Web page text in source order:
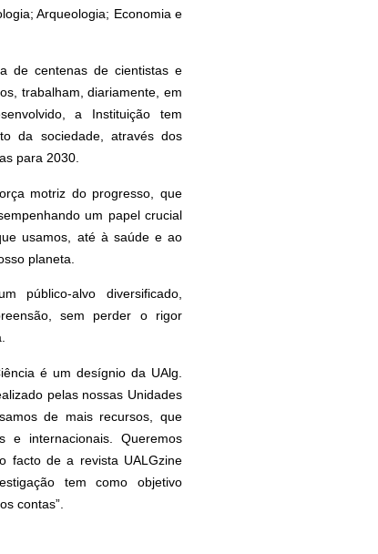
Arqueologia; Economia e
de centenas de cientistas e
trabalham, diariamente, em
a Instituição tem
da sociedade, através dos
para 2030.
motriz do progresso, que
um papel crucial
usamos, até à saúde e ao
planeta.
público-alvo diversificado,
sem perder o rigor
é um desígnio da UAlg.
pelas nossas Unidades
de mais recursos, que
e internacionais. Queremos
facto de a revista UALGzine
tem como objetivo
contas”.